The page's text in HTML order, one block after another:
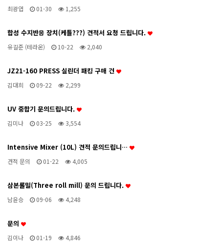
최광엽 01-30 1,255
합성 수지반응 장치(케틀???) 견적서 요청 드립니다.
유길준 (테라온) 10-22 2,040
JZ21-160 PRESS 실린더 패킹 구매 건
김대희 09-22 2,299
UV 중합기 문의드립니다.
김미나 03-25 3,554
Intensive Mixer (10L) 견적 문의드립니…
견적 문의 01-22 4,005
삼본롤밀(Three roll mill) 문의 드립니다.
남윤승 09-06 4,248
문의
김이나 01-19 4,846